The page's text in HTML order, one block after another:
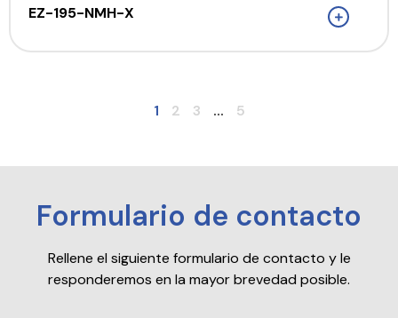
EZ-195-NMH-X
1 2 3 ... 5
Formulario de contacto
Rellene el siguiente formulario de contacto y le
responderemos en la mayor brevedad posible.